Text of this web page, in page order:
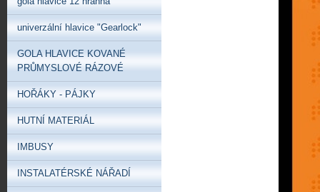
univerzální hlavice "Gearlock"
GOLA HLAVICE KOVANÉ
PRŮMYSLOVÉ RÁZOVÉ
HOŘÁKY - PÁJKY
HUTNÍ MATERIÁL
IMBUSY
INSTALATÉRSKÉ NÁŘADÍ